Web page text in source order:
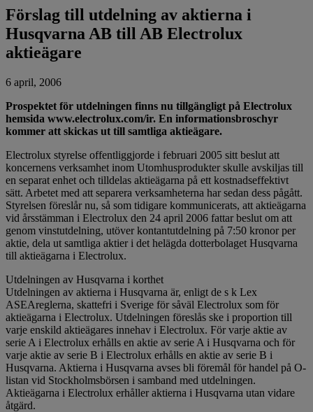
Förslag till utdelning av aktierna i
Husqvarna AB till AB Electrolux
aktieägare
6 april, 2006
Prospektet för utdelningen finns nu tillgängligt på Electrolux
hemsida www.electrolux.com/ir. En informationsbroschyr
kommer att skickas ut till samtliga aktieägare.
Electrolux styrelse offentliggjorde i februari 2005 sitt beslut att
koncernens verksamhet inom Utomhusprodukter skulle avskiljas till
en separat enhet och tilldelas aktieägarna på ett kostnadseffektivt
sätt. Arbetet med att separera verksamheterna har sedan dess pågått.
Styrelsen föreslår nu, så som tidigare kommunicerats, att aktieägarna
vid årsstämman i Electrolux den 24 april 2006 fattar beslut om att
genom vinstutdelning, utöver kontantutdelning på 7:50 kronor per
aktie, dela ut samtliga aktier i det helägda dotterbolaget Husqvarna
till aktieägarna i Electrolux.
Utdelningen av Husqvarna i korthet
Utdelningen av aktierna i Husqvarna är, enligt de s k Lex
ASEAreglerna, skattefri i Sverige för såväl Electrolux som för
aktieägarna i Electrolux. Utdelningen föreslås ske i proportion till
varje enskild aktieägares innehav i Electrolux. För varje aktie av
serie A i Electrolux erhålls en aktie av serie A i Husqvarna och för
varje aktie av serie B i Electrolux erhålls en aktie av serie B i
Husqvarna. Aktierna i Husqvarna avses bli föremål för handel på O-
listan vid Stockholmsbörsen i samband med utdelningen.
Aktieägarna i Electrolux erhåller aktierna i Husqvarna utan vidare
åtgärd.